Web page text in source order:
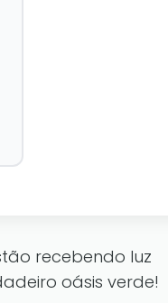
recebendo luz
oásis verde!